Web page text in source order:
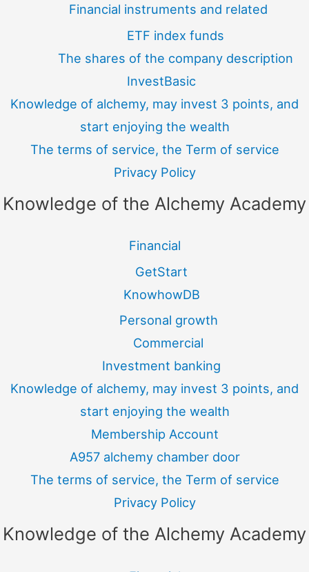
Financial instruments and related
ETF index funds
The shares of the company description
InvestBasic
Knowledge of alchemy, may invest 3 points, and
start enjoying the wealth
The terms of service, the Term of service
Privacy Policy
Knowledge of the Alchemy Academy
Financial
GetStart
KnowhowDB
Personal growth
Commercial
Investment banking
Knowledge of alchemy, may invest 3 points, and
start enjoying the wealth
Membership Account
A957 alchemy chamber door
The terms of service, the Term of service
Privacy Policy
Knowledge of the Alchemy Academy